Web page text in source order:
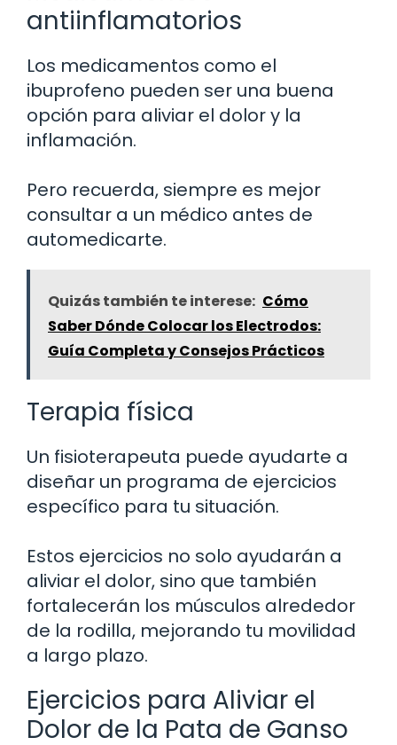
antiinflamatorios
Los medicamentos como el
ibuprofeno pueden ser una buena
opción para aliviar el dolor y la
inflamación.
Pero recuerda, siempre es mejor
consultar a un médico antes de
automedicarte.
Quizás también te interese: Cómo
Saber Dónde Colocar los Electrodos:
Guía Completa y Consejos Prácticos
Terapia física
Un fisioterapeuta puede ayudarte a
diseñar un programa de ejercicios
específico para tu situación.
Estos ejercicios no solo ayudarán a
aliviar el dolor, sino que también
fortalecerán los músculos alrededor
de la rodilla, mejorando tu movilidad
a largo plazo.
Ejercicios para Aliviar el
Dolor de la Pata de Ganso